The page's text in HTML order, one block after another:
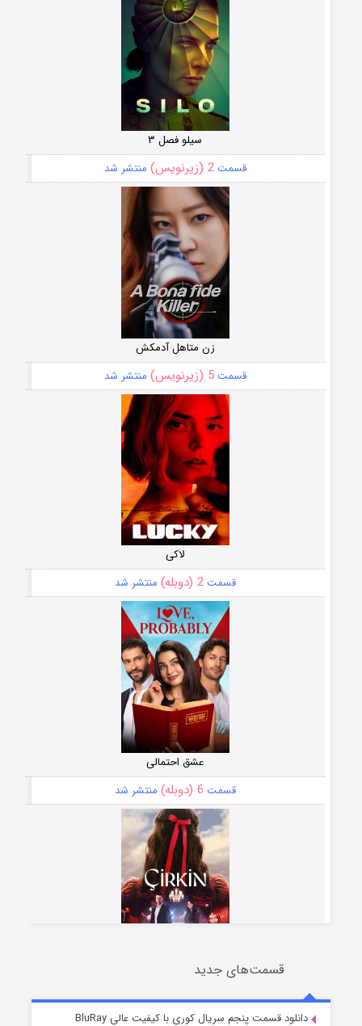
سیلو فصل ۳
قسمت2 (زیرنویس) منتشر شد
زن متاهل آدمکش
قسمت5 (زیرنویس) منتشر شد
لاکی
قسمت2 (دوبله) منتشر شد
عشق احتمالی
قسمت 6 (دوبله) منتشر شد
سریال زشت
قسمت5 (زیرنویس) منتشر شد
قسمت‌های جدید
دانلود قسمت پنجم سریال کوری با کیفیت عالی BluRay